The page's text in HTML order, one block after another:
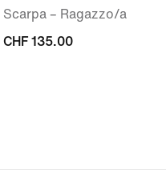
Scarpa – Ragazzo/a
CHF
CHF 135.00